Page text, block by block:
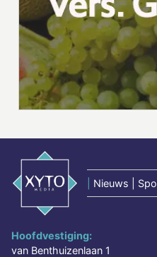
Nieuws |
Hoofdvestiging:
van Benthuizenlaan 1